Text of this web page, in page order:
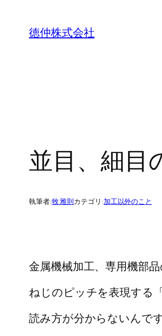
徳仲株式会社
並目、細目
執筆者:牧 雅則カテゴリ:加工以外のこと
金属機械加工、専用機部
ねじのピッチを表現する
読み方が分からないんで